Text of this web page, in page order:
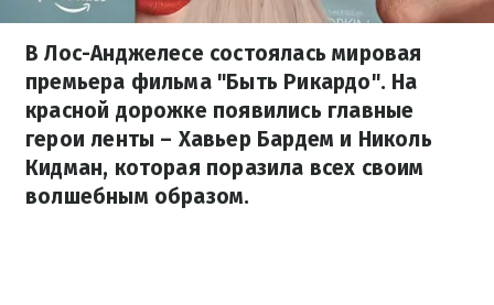
В Лос-Анджелесе состоялась мировая
премьера фильма "Быть Рикардо". На
красной дорожке появились главные
герои ленты – Хавьер Бардем и Николь
Кидман, которая поразила всех своим
волшебным образом.